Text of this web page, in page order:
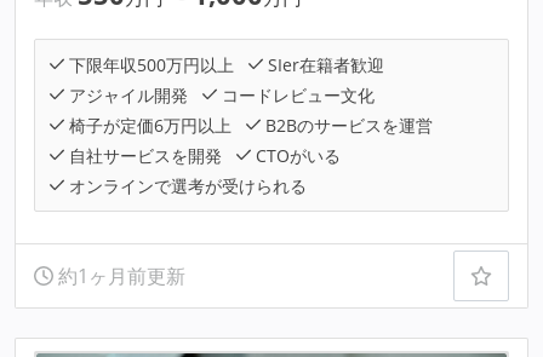
下限年収500万円以上
SIer在籍者歓迎
アジャイル開発
コードレビュー文化
椅子が定価6万円以上
B2Bのサービスを運営
自社サービスを開発
CTOがいる
オンラインで選考が受けられる
約1ヶ月前更新